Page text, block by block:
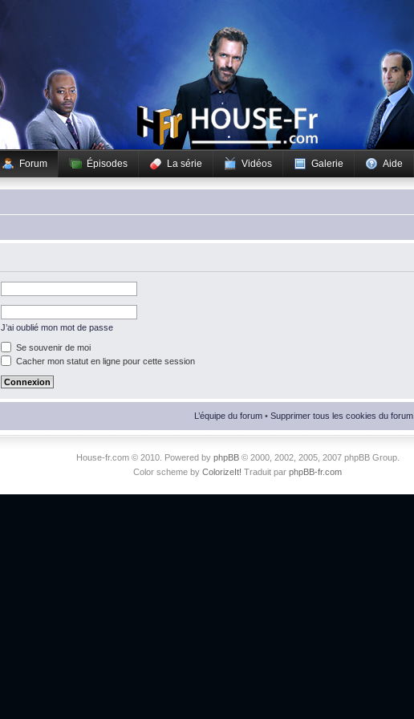
Forum Épisodes La série Vidéos Galerie Aide
J’ai oublié mon mot de passe
Se souvenir de moi
Cacher mon statut en ligne pour cette session
L’équipe du forum • Supprimer tous les cookies du forum
House-fr.com © 2010. Powered by phpBB© 2000, 2002, 2005, 2007 phpBB Group.
Color scheme by ColorizeIt! Traduit par phpBB-fr.com